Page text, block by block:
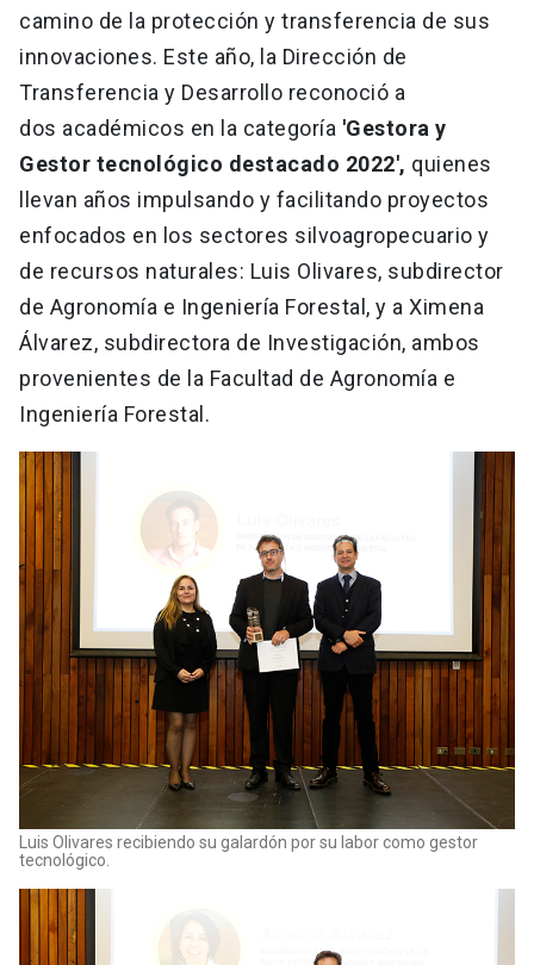
camino de la protección y transferencia de sus
innovaciones. Este año, la Dirección de
Transferencia y Desarrollo reconoció a
dos académicos en la categoría 'Gestora y
Gestor tecnológico destacado 2022', quienes
llevan años impulsando y facilitando proyectos
enfocados en los sectores silvoagropecuario y
de recursos naturales: Luis Olivares, subdirector
de Agronomía e Ingeniería Forestal, y a Ximena
Álvarez, subdirectora de Investigación, ambos
provenientes de la Facultad de Agronomía e
Ingeniería Forestal.
Luis Olivares recibiendo su galardón por su labor como gestor
tecnológico.